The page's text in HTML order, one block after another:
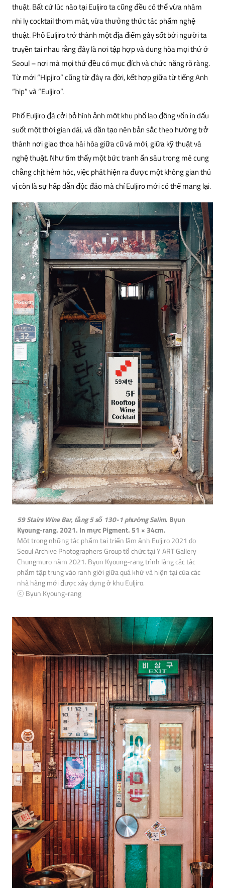
thuật. Bất cứ lúc nào tại Euljiro ta cũng đều có thể vừa nhâm
nhi ly cocktail thơm mát, vừa thưởng thức tác phẩm nghệ
thuật. Phố Euljiro trở thành một địa điểm gây sốt bởi người ta
truyền tai nhau rằng đây là nơi tập hợp và dung hòa mọi thứ ở
Seoul – nơi mà mọi thứ đều có mục đích và chức năng rõ ràng.
Từ mới “Hipjiro” cũng từ đây ra đời, kết hợp giữa từ tiếng Anh
“hip” và “Euljiro”.
Phố Euljiro đã cởi bỏ hình ảnh một khu phố lao động vốn in dấu
suốt một thời gian dài, và dần tạo nên bản sắc theo hướng trở
thành nơi giao thoa hài hòa giữa cũ và mới, giữa kỹ thuật và
nghệ thuật. Như tìm thấy một bức tranh ẩn sâu trong mê cung
chằng chịt hẻm hóc, việc phát hiện ra được một không gian thú
vị còn là sự hấp dẫn độc đáo mà chỉ Euljiro mới có thể mang lại.
59 Stairs Wine Bar, tầng 5 số 130-1 phường Salim. Byun
Kyoung-rang. 2021. In mực Pigment. 51 × 34cm.
Một trong những tác phẩm tại triển lãm ảnh Euljiro 2021 do
Seoul Archive Photographers Group tổ chức tại Y ART Gallery
Chungmuro năm 2021. Byun Kyoung-rang trình làng các tác
phẩm tập trung vào ranh giới giữa quá khứ và hiện tại của các
nhà hàng mới được xây dựng ở khu Euljiro.
ⓒ Byun Kyoung-rang